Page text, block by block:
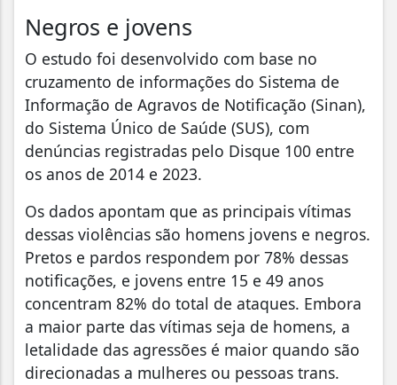
Negros e jovens
O estudo foi desenvolvido com base no
cruzamento de informações do Sistema de
Informação de Agravos de Notificação (Sinan),
do Sistema Único de Saúde (SUS), com
denúncias registradas pelo Disque 100 entre
os anos de 2014 e 2023.
Os dados apontam que as principais vítimas
dessas violências são homens jovens e negros.
Pretos e pardos respondem por 78% dessas
notificações, e jovens entre 15 e 49 anos
concentram 82% do total de ataques. Embora
a maior parte das vítimas seja de homens, a
letalidade das agressões é maior quando são
direcionadas a mulheres ou pessoas trans.